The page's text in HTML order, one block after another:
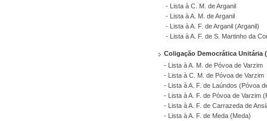
- Lista à C. M. de Arganil
- Lista à A. M. de Arganil
- Lista à A. F. de Arganil (Arganil)
- Lista à A. F. de S. Martinho da
Coligação Democrática Unitária
- Lista à A. M. de Póvoa de Varzim
- Lista à C. M. de Póvoa de Varzim
- Lista à A. F. de Laúndos (Póvoa
- Lista à A. F. de Póvoa de Varzim
- Lista à A. F. de Carrazeda de
- Lista à A. F. de Meda (Meda)